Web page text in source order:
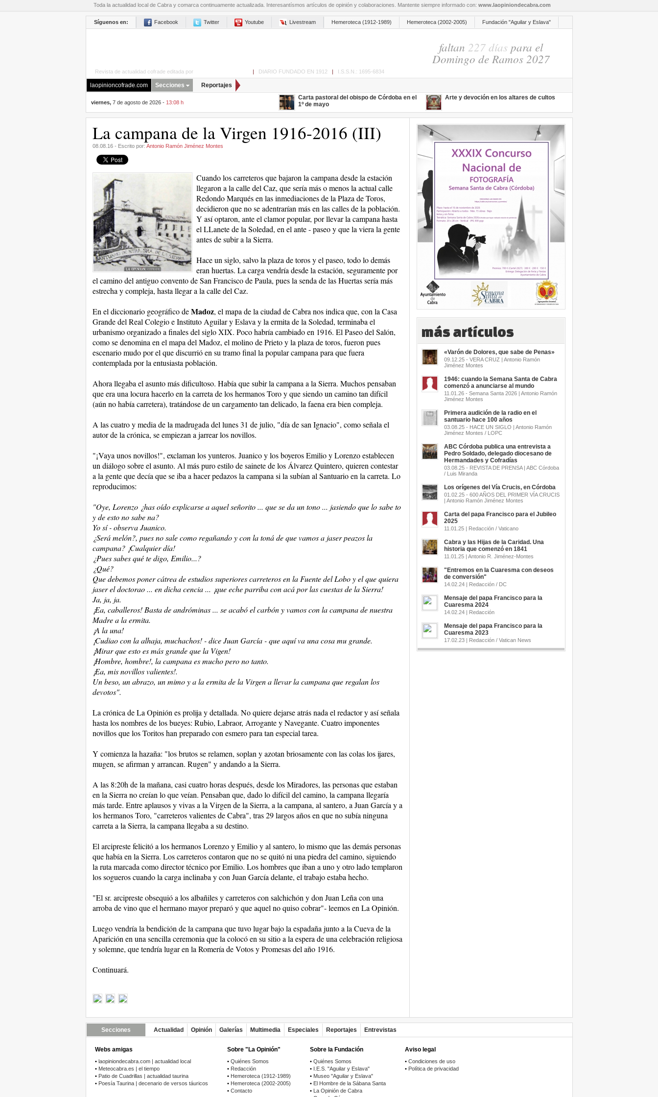
Toda la actualidad local de Cabra y comarca continuamente actualizada. Interesantísmos artículos de opinión y colaboraciones. Mantente siempre informado con: www.laopiniondecabra.com
Síguenos en: Facebook Twitter Youtube Livestream Hemeroteca (1912-1989) Hemeroteca (2002-2005) Fundación "Aguilar y Eslava"
faltan 227 días para el
Domingo de Ramos 2027
Revista de actualidad cofrade editada por | DIARIO FUNDADO EN 1912 | I.S.S.N.: 1695-6834
laopinioncofrade.com Secciones Reportajes
viernes,7 de agosto de 2026 - 13:08 h
Carta pastoral del obispo de Córdoba en el
1º de mayo
Arte y devoción en los altares de cultos
La campana de la Virgen 1916-2016 (III)
08.08.16 - Escrito por: Antonio Ramón Jiménez Montes
Cuando los carreteros que bajaron la campana desde la estación
llegaron a la calle del Caz, que sería más o menos la actual calle
Redondo Marqués en las inmediaciones de la Plaza de Toros,
decidieron que no se adentrarían más en las calles de la población.
Y así optaron, ante el clamor popular, por llevar la campana hasta
el LLanete de la Soledad, en el ante - paseo y que la viera la gente
antes de subir a la Sierra.
Hace un siglo, salvo la plaza de toros y el paseo, todo lo demás
eran huertas. La carga vendría desde la estación, seguramente por
el camino del antiguo convento de San Francisco de Paula, pues la senda de las Huertas sería más
estrecha y compleja, hasta llegar a la calle del Caz.
En el diccionario geográfico deMadoz, el mapa de la ciudad de Cabra nos indica que, con la Casa
Grande del Real Colegio e Instituto Aguilar y Eslava y la ermita de la Soledad, terminaba el
urbanismo organizado a finales del siglo XIX. Poco habría cambiado en 1916. El Paseo del Salón,
como se denomina en el mapa del Madoz, el molino de Prieto y la plaza de toros, fueron pues
escenario mudo por el que discurrió en su tramo final la popular campana para que fuera
contemplada por la entusiasta población.
Ahora llegaba el asunto más dificultoso. Había que subir la campana a la Sierra. Muchos pensaban
que era una locura hacerlo en la carreta de los hermanos Toro y que siendo un camino tan difícil
(aún no había carretera), tratándose de un cargamento tan delicado, la faena era bien compleja.
A las cuatro y media de la madrugada del lunes 31 de julio, "día de san Ignacio", como señala el
autor de la crónica, se empiezan a jarrear los novillos.
"¡Vaya unos novillos!", exclaman los yunteros. Juanico y los boyeros Emilio y Lorenzo establecen
un diálogo sobre el asunto. Al más puro estilo de sainete de los Álvarez Quintero, quieren contestar
a la gente que decía que se iba a hacer pedazos la campana si la subían al Santuario en la carreta. Lo
reproducimos:
"Oye, Lorenzo ¿has oído explicarse a aquel señorito ... que se da un tono ... jasiendo que lo sabe to
y de esto no sabe na?
Yo sí - observa Juanico.
¿Será melón?, pues no sale como regañando y con la toná de que vamos a jaser peazos la
campana? ¡Cualquier día!
¿Pues sabes qué te digo, Emilio...?
¿Qué?
Que debemos poner cátrea de estudios superiores carreteros en la Fuente del Lobo y el que quiera
jaser el doctorao ... en dicha cencia ... ¡que eche parriba con acá por las cuestas de la Sierra!
Ja, ja, ja.
¡Ea, caballeros! Basta de andróminas ... se acabó el carbón y vamos con la campana de nuestra
Madre a la ermita.
¡A la una!
¡Cudiao con la alhaja, muchachos! - dice Juan García - que aquí va una cosa mu grande.
¡Mirar que esto es más grande que la Vigen!
¡Hombre, hombre!, la campana es mucho pero no tanto.
¡Ea, mis novillos valientes!.
Un beso, un abrazo, un mimo y a la ermita de la Virgen a llevar la campana que regalan los
devotos".
La crónica de La Opinión es prolija y detallada. No quiere dejarse atrás nada el redactor y así señala
hasta los nombres de los bueyes: Rubio, Labraor, Arrogante y Navegante. Cuatro imponentes
novillos que los Toritos han preparado con esmero para tan especial tarea.
Y comienza la hazaña: "los brutos se relamen, soplan y azotan briosamente con las colas los ijares,
mugen, se afirman y arrancan. Rugen" y andando a la Sierra.
A las 8:20h de la mañana, casi cuatro horas después, desde los Miradores, las personas que estaban
en la Sierra no creían lo que veían. Pensaban que, dado lo difícil del camino, la campana llegaría
más tarde. Entre aplausos y vivas a la Virgen de la Sierra, a la campana, al santero, a Juan García y a
los hermanos Toro, "carreteros valientes de Cabra", tras 29 largos años en que no subía ninguna
carreta a la Sierra, la campana llegaba a su destino.
El arcipreste felicitó a los hermanos Lorenzo y Emilio y al santero, lo mismo que las demás personas
que había en la Sierra. Los carreteros contaron que no se quitó ni una piedra del camino, siguiendo
la ruta marcada como director técnico por Emilio. Los hombres que iban a uno y otro lado templaron
los sogueros cuando la carga inclinaba y con Juan García delante, el trabajo estaba hecho.
"El sr. arcipreste obsequió a los albañiles y carreteros con salchichón y don Juan Leña con una
arroba de vino que el hermano mayor preparó y que aquel no quiso cobrar"- leemos en La Opinión.
Luego vendría la bendición de la campana que tuvo lugar bajo la espadaña junto a la Cueva de la
Aparición en una sencilla ceremonia que la colocó en su sitio a la espera de una celebración religiosa
y solemne, que tendría lugar en la Romería de Votos y Promesas del año 1916.
Continuará.
más artículos
«Varón de Dolores, que sabe de Penas»
09.12.25 - VERA CRUZ | Antonio Ramón
Jiménez Montes
1946: cuando la Semana Santa de Cabra
comenzó a anunciarse al mundo
11.01.26 - Semana Santa 2026 | Antonio Ramón
Jiménez Montes
Primera audición de la radio en el
santuario hace 100 años
03.08.25 - HACE UN SIGLO | Antonio Ramón
Jiménez Montes / LOPC
ABC Córdoba publica una entrevista a
Pedro Soldado, delegado diocesano de
Hermandades y Cofradías
03.08.25 - REVISTA DE PRENSA | ABC Córdoba
/ Luis Miranda
Los orígenes del Vía Crucis, en Córdoba
01.02.25 - 600 AÑOS DEL PRIMER VÍA CRUCIS
| Antonio Ramón Jiménez Montes
Carta del papa Francisco para el Jubileo
2025
11.01.25 | Redacción / Vaticano
Cabra y las Hijas de la Caridad. Una
historia que comenzó en 1841
11.01.25 | Antonio R. Jiménez-Montes
"Entremos en la Cuaresma con deseos
de conversión"
14.02.24 | Redacción / DC
Mensaje del papa Francisco para la
Cuaresma 2024
14.02.24 | Redacción
Mensaje del papa Francisco para la
Cuaresma 2023
17.02.23 | Redacción / Vatican News
Secciones Actualidad Opinión Galerías Multimedia Especiales Reportajes Entrevistas
Webs amigas
• laopiniondecabra.com | actualidad local
• Meteocabra.es | el tiempo
• Patio de Cuadrillas | actualidad taurina
• Poesía Taurina | decenario de versos táuricos
Sobre "La Opinión"
• Quiénes Somos
• Redacción
• Hemeroteca (1912-1989)
• Hemeroteca (2002-2005)
• Contacto
Sobre la Fundación
• Quiénes Somos
• I.E.S. "Aguilar y Eslava"
• Museo "Aguilar y Eslava"
• El Hombre de la Sábana Santa
• La Opinión de Cabra
Aviso legal
• Condiciones de uso
• Política de privacidad